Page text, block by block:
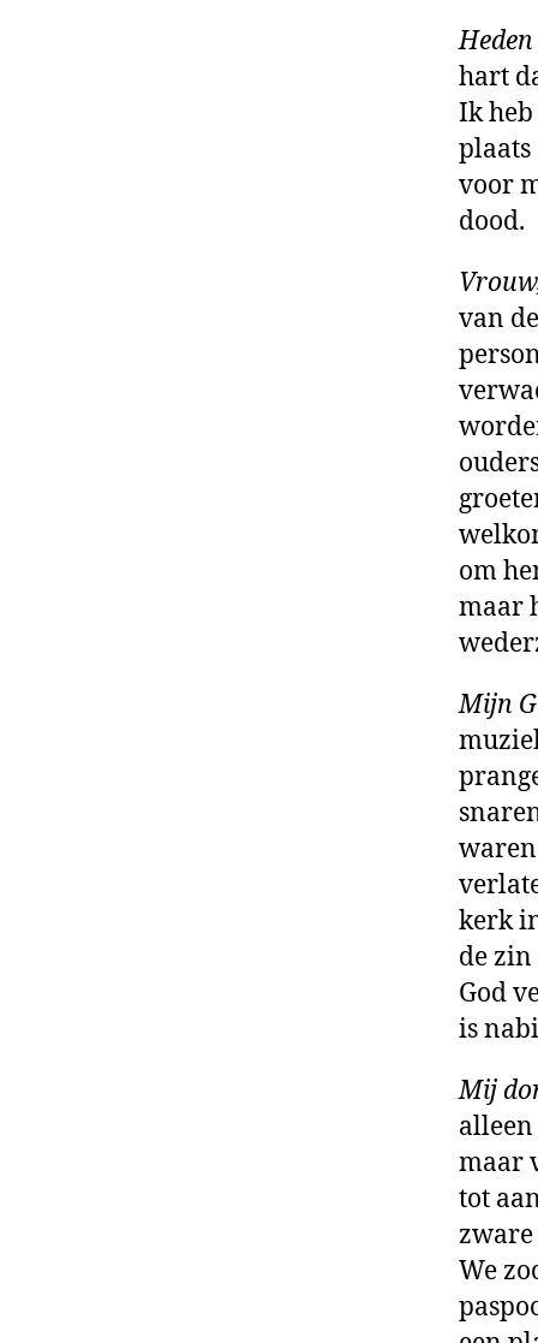
hart
Ik heb
voor
dood.
van
om
maar
Mijn
kerk
de
God
is
Mij
maar
tot
zware
We